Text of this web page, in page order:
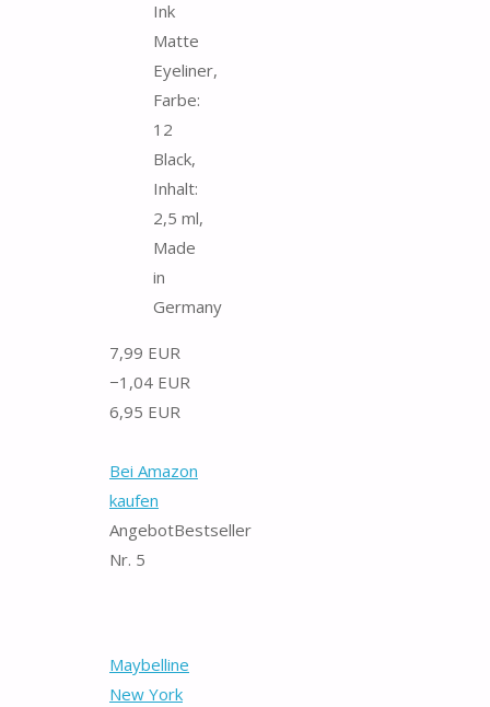
Ink
Matte
Eyeliner,
Farbe:
12
Black,
Inhalt:
2,5 ml,
Made
in
Germany
7,99 EUR
−1,04 EUR
6,95 EUR
Bei Amazon
kaufen
AngebotBestseller
Nr. 5
Maybelline
New York